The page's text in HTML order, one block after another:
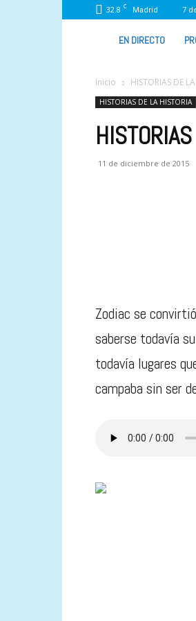
32.8 C Madrid 7
VIVA
RADIO
EN DIRECTO
Inicio HISTORIAS DE
HISTORIAS DE LA HISTORIA
11 de diciembre de 2015
Zodiac se
saberse todavía
todavía lugares
campaba sin ser